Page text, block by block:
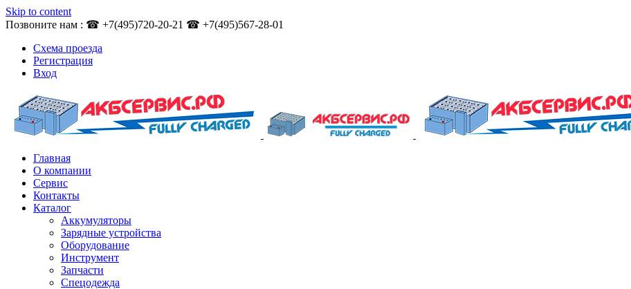
Skip to content
Позвоните нам : ☎ +7(495)720-20-21 ☎ +7(495)567-28-01
Схема проезда
Регистрация
Вход
Главная
О компании
Сервис
Контакты
Каталог
Аккумуляторы
Зарядные устройства
Оборудование
Инструмент
Запчасти
Спецодежда